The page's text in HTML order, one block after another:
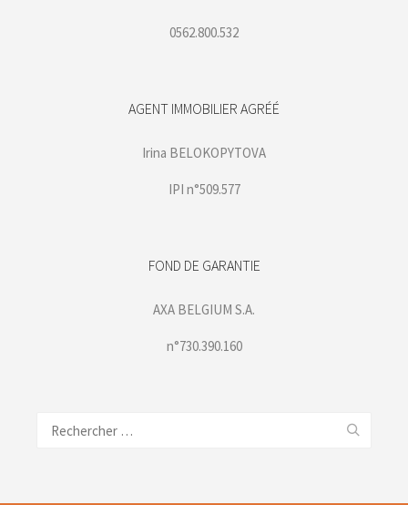
0562.800.532
AGENT IMMOBILIER AGRÉÉ
Irina BELOKOPYTOVA
IPI n°509.577
FOND DE GARANTIE
AXA BELGIUM S.A.
n°730.390.160